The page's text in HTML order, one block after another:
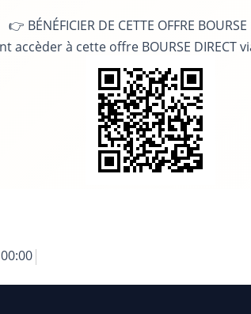
👉 BÉNÉFICIER DE CETTE OFFRE
accèder à cette offre BOURSE DIRECT